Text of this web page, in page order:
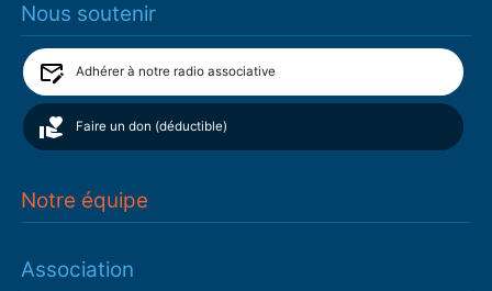
Nous soutenir
Adhérer à notre radio associative
Faire un don (déductible)
Notre équipe
Association